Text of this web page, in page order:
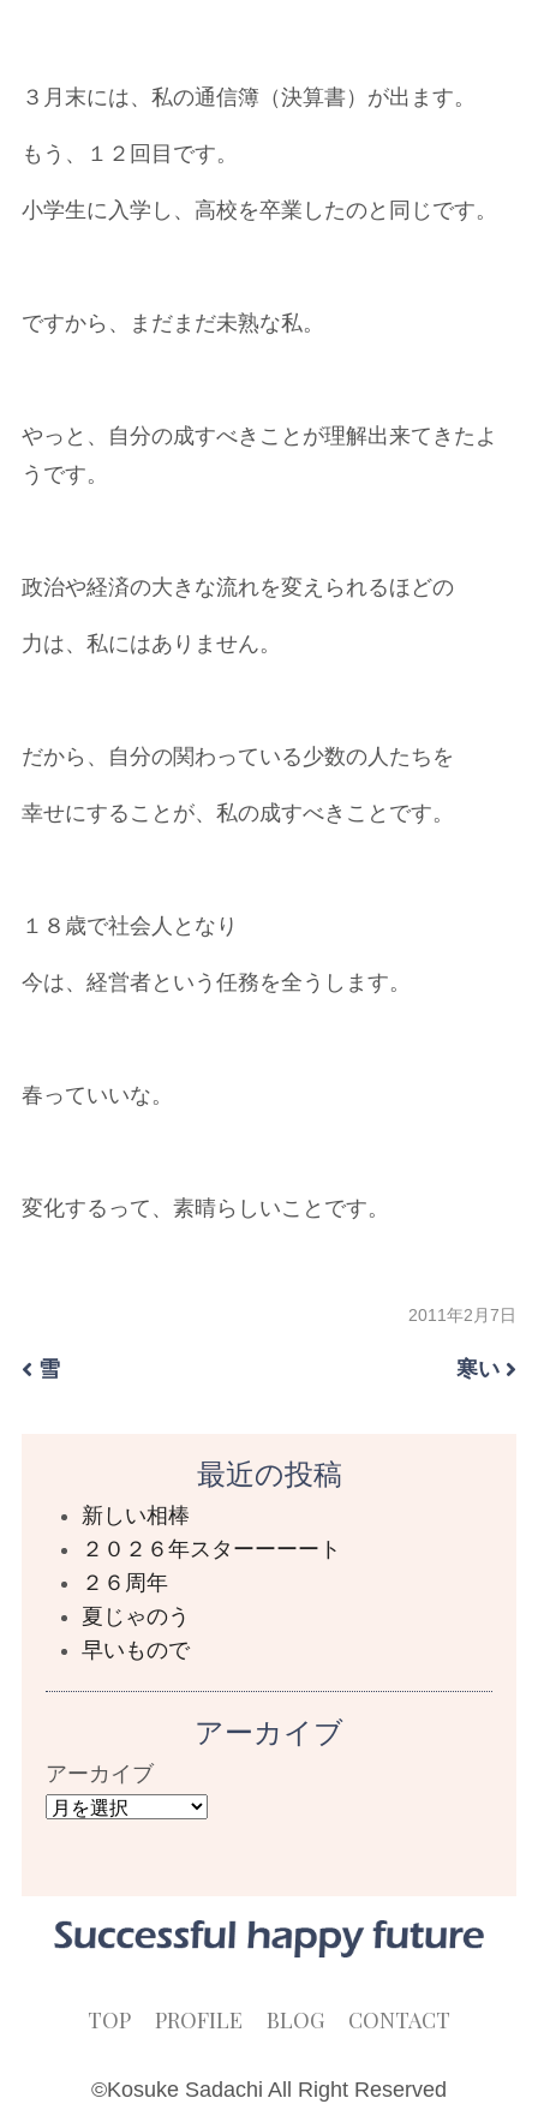
３月末には、私の通信簿（決算書）が出ます。
もう、１２回目です。
小学生に入学し、高校を卒業したのと同じです。
ですから、まだまだ未熟な私。
やっと、自分の成すべきことが理解出来てきたよ
うです。
政治や経済の大きな流れを変えられるほどの
力は、私にはありません。
だから、自分の関わっている少数の人たちを
幸せにすることが、私の成すべきことです。
１８歳で社会人となり
今は、経営者という任務を全うします。
春っていいな。
変化するって、素晴らしいことです。
2011年2月7日
雪 寒い
最近の投稿
新しい相棒
２０２６年スターーーート
２６周年
夏じゃのう
早いもので
アーカイブ
アーカイブ
TOP PROFILE BLOG CONTACT
©Kosuke Sadachi All Right Reserved